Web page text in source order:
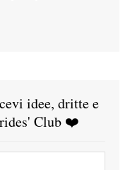
idee, dritte e
Club ❤️